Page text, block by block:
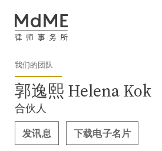
我们的团队
郭逸熙 Helena Kok
合伙人
发讯息 下载电子名片